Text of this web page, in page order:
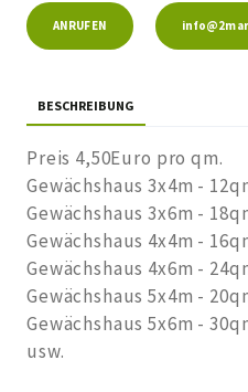
ANRUFEN
BESCHREIBUNG
Preis 4,50Euro pro qm.
Gewächshaus 3x4m -
Gewächshaus 3x6m -
Gewächshaus 4x4m -
Gewächshaus 4x6m -
Gewächshaus 5x4m -
Gewächshaus 5x6m -
usw.